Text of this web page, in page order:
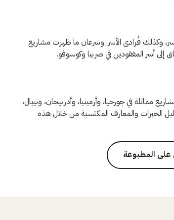
وكذلك فُرادى الأسر. وسرعان ما ظهرت مشاريع
إلى أسر المفقودين في صربيا وكوسوفو.
أعدت اللجنة الدولية منذ سنة 2008 مشاريع مماثلة في جورجيا، وأرمينيا، وأذربيجان، ونيبال،
الخبرات والمعارف المكتسبة من خلال هذه
المطبوعة